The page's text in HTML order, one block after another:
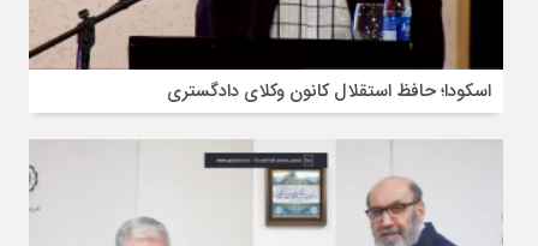
اسکودا؛ حافظ استقلال کانون وکلای دادگستری